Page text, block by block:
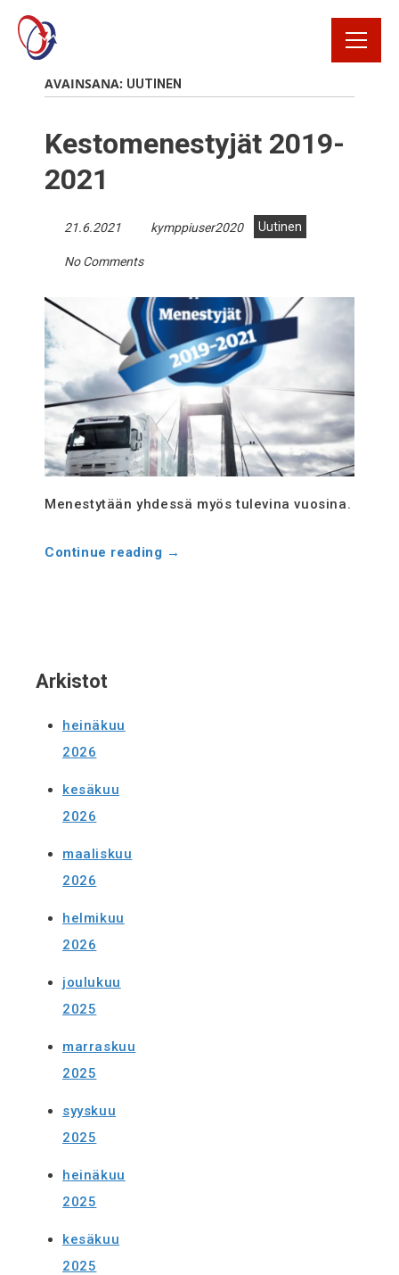
Yhteystiedot
Avaa Oiva raportti
Kirjaudu
tilausportaaliin
Evästekäytäntö
(EU)
AVAINSANA: UUTINEN
Kestomenestyjät 2019-
2021
21.6.2021 kymppiuser2020 Uutinen
No Comments
Menestytään yhdessä myös tulevina vuosina.
Continue reading →
Arkistot
heinäkuu
2026
kesäkuu
2026
maaliskuu
2026
helmikuu
2026
joulukuu
2025
marraskuu
2025
syyskuu
2025
heinäkuu
2025
kesäkuu
2025